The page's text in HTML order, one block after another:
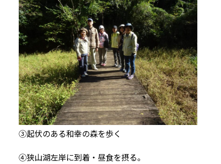
③起伏のある和幸の森を歩く
④狭山湖左岸に到着・昼食を摂る。